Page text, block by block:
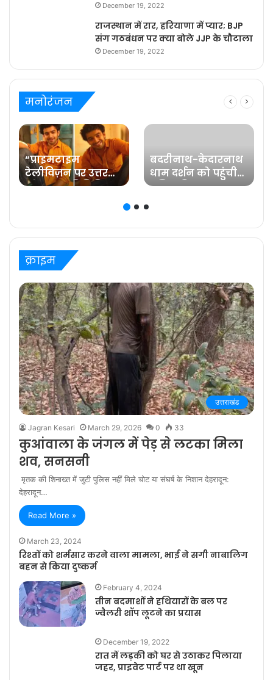
December 19, 2022
राजस्थान में रार, हरियाणा में प्यार; BJP
संग गठबंधन पर क्या बोले JJP के चौटाला
December 19, 2022
मनोरंजन
“प्राइमटाइम
टेलीविज़न पर उत्तर
प्रदेश का प्रतिनिधित्व
प्रविष्ट मिश्रा, कलर्स के
‘बरेली के बच्चन’ में
बदरीनाथ-केदारनाथ
धाम दर्शन को पहुंची
प्रसिद्ध फिल्म
क्राइम
उत्तराखंड
Jagran Kesari March 29, 2026 0 33
कुआंवाला के जंगल में पेड़ से लटका मिला
शव, सनसनी
मृतक की शिनाख्त में जुटी पुलिस नहीं मिले चोट या संघर्ष के निशान देहरादून:
देहरादून…
Read More »
March 23, 2024
रिश्तों को शर्मसार करने वाला मामला, भाई ने सगी नाबालिग
बहन से किया दुष्कर्म
February 4, 2024
तीन बदमाशों ने हथियारों के बल पर
ज्वैलरी शॉप लूटने का प्रयास
December 19, 2022
रात में लड़की को घर से उठाकर पिलाया
जहर, प्राइवेट पार्ट पर था खून